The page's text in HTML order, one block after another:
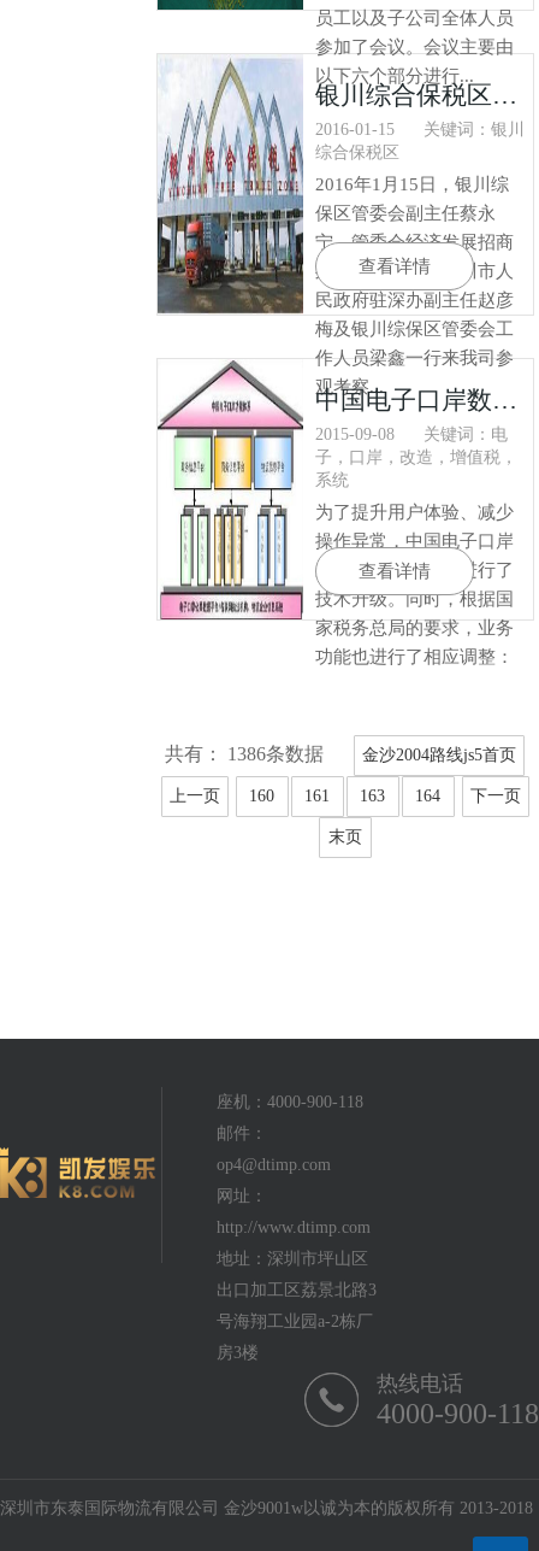
员工以及子公司全体人员
参加了会议。会议主要由
以下六个部分进行...
银川综合保税区管委会蔡永宁副主任一行
2016-01-15
关键词：银川
综合保税区
2016年1月15日，银川综
保区管委会副主任蔡永
宁、管委会经济发展招商
处处长施永浩、银川市人
民政府驻深办副主任赵彦
梅及银川综保区管委会工
作人员梁鑫一行来我司参
观考察...
查看详情
中国电子口岸数据中心关于改造增值税管理系统的公告
2015-09-08
关键词：电
子，口岸，改造，增值税，
系统
为了提升用户体验、减少
操作异常，中国电子口岸
对增值税管理系统进行了
技术升级。同时，根据国
家税务总局的要求，业务
功能也进行了相应调整：
查看详情
共有： 1386条数据 金沙2004路线js5首页
上一页 160 161 163 164 下一页
末页
座机：4000-900-118
邮件：
op4@dtimp.com
网址：
http://www.dtimp.com
地址：深圳市坪山区
出口加工区荔景北路3
号海翔工业园a-2栋厂
房3楼
热线电话
4000-900-118
深圳市东泰国际物流有限公司 金沙9001w以诚为本的版权所有 2013-2018